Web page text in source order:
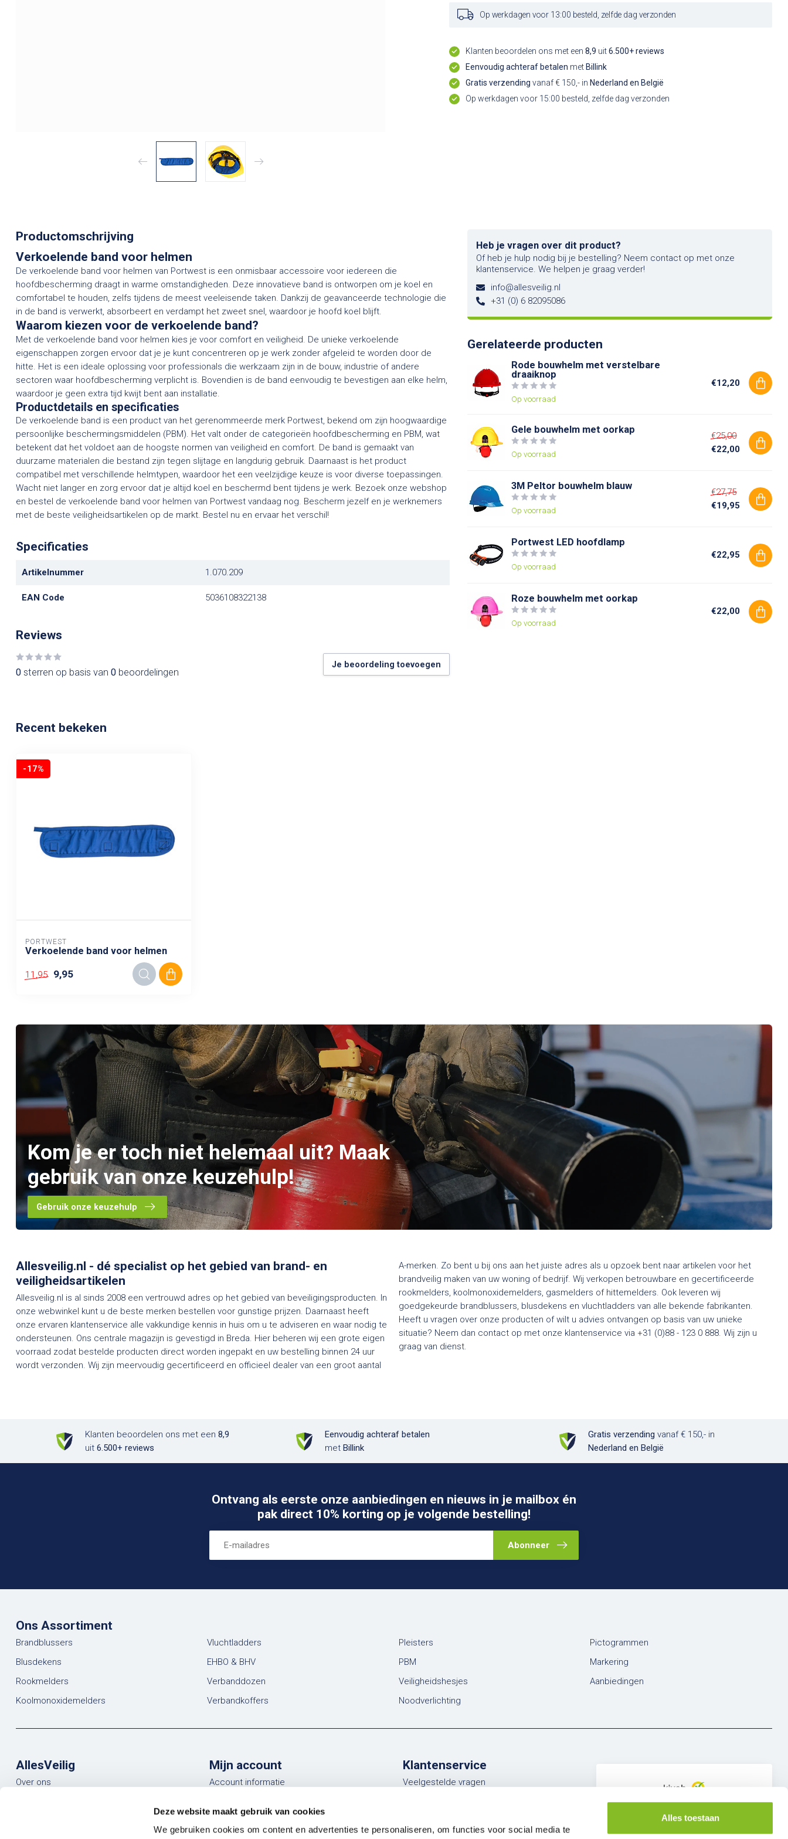
Deze website maakt gebruik van cookies
We gebruiken cookies om content en advertenties te personaliseren, om functies voor social media te
Alles toestaan
Op werkdagen voor 13:00 besteld, zelfde dag verzonden
Klanten beoordelen ons met een8,9 uit6.500+ reviews
Eenvoudig achteraf betalen met Billink
Gratis verzending vanaf € 150,- in Nederland en België
Op werkdagen voor 15:00 besteld, zelfde dag verzonden
Productomschrijving
Verkoelende band voor helmen
De verkoelende band voor helmen van Portwest is een onmisbaar accessoire voor iedereen die
hoofdbescherming draagt in warme omstandigheden. Deze innovatieve band is ontworpen om je koel en
comfortabel te houden, zelfs tijdens de meest veeleisende taken. Dankzij de geavanceerde technologie die
in de band is verwerkt, absorbeert en verdampt het zweet snel, waardoor je hoofd koel blijft.
Waarom kiezen voor de verkoelende band?
Met de verkoelende band voor helmen kies je voor comfort en veiligheid. De unieke verkoelende
eigenschappen zorgen ervoor dat je je kunt concentreren op je werk zonder afgeleid te worden door de
hitte. Het is een ideale oplossing voor professionals die werkzaam zijn in de bouw, industrie of andere
sectoren waar hoofdbescherming verplicht is. Bovendien is de band eenvoudig te bevestigen aan elke helm,
waardoor je geen extra tijd kwijt bent aan installatie.
Productdetails en specificaties
De verkoelende band is een product van het gerenommeerde merk Portwest, bekend om zijn hoogwaardige
persoonlijke beschermingsmiddelen (PBM). Het valt onder de categorieën hoofdbescherming en PBM, wat
betekent dat het voldoet aan de hoogste normen van veiligheid en comfort. De band is gemaakt van
duurzame materialen die bestand zijn tegen slijtage en langdurig gebruik. Daarnaast is het product
compatibel met verschillende helmtypen, waardoor het een veelzijdige keuze is voor diverse toepassingen.
Wacht niet langer en zorg ervoor dat je altijd koel en beschermd bent tijdens je werk. Bezoek onze webshop
en bestel de verkoelende band voor helmen van Portwest vandaag nog. Bescherm jezelf en je werknemers
met de beste veiligheidsartikelen op de markt. Bestel nu en ervaar het verschil!
Specificaties
Artikelnummer 1.070.209
EAN Code 5036108322138
Reviews
0 sterren op basis van 0 beoordelingen
Je beoordeling toevoegen
Heb je vragen over dit product?
Of heb je hulp nodig bij je bestelling? Neem contact op met onze
klantenservice. We helpen je graag verder!
info@allesveilig.nl
+31 (0) 6 82095086
Gerelateerde producten
Rode bouwhelm met verstelbare
draaiknop
Op voorraad
€12,20
Gele bouwhelm met oorkap
Op voorraad
€25,00
€22,00
3M Peltor bouwhelm blauw
Op voorraad
€27,75
€19,95
Portwest LED hoofdlamp
Op voorraad
€22,95
Roze bouwhelm met oorkap
Op voorraad
€22,00
Recent bekeken
-17%
PORTWEST
Verkoelende band voor helmen
11,95 9,95
Kom je er toch niet helemaal uit? Maak
gebruik van onze keuzehulp!
Gebruik onze keuzehulp
Allesveilig.nl - dé specialist op het gebied van brand- en
veiligheidsartikelen
Allesveilig.nl is al sinds 2008 een vertrouwd adres op het gebied van beveiligingsproducten. In
onze webwinkel kunt u de beste merken bestellen voor gunstige prijzen. Daarnaast heeft
onze ervaren klantenservice alle vakkundige kennis in huis om u te adviseren en waar nodig te
ondersteunen. Ons centrale magazijn is gevestigd in Breda. Hier beheren wij een grote eigen
voorraad zodat bestelde producten direct worden ingepakt en uw bestelling binnen 24 uur
wordt verzonden. Wij zijn meervoudig gecertificeerd en officieel dealer van een groot aantal
A-merken. Zo bent u bij ons aan het juiste adres als u opzoek bent naar artikelen voor het
brandveilig maken van uw woning of bedrijf. Wij verkopen betrouwbare en gecertificeerde
rookmelders, koolmonoxidemelders, gasmelders of hittemelders. Ook leveren wij
goedgekeurde brandblussers, blusdekens en vluchtladders van alle bekende fabrikanten.
Heeft u vragen over onze producten of wilt u advies ontvangen op basis van uw unieke
situatie? Neem dan contact op met onze klantenservice via +31 (0)88 - 123 0 888. Wij zijn u
graag van dienst.
Klanten beoordelen ons met een8,9
uit6.500+ reviews
Eenvoudig achteraf betalen
met Billink
Gratis verzending vanaf € 150,- in
Nederland en België
Ontvang als eerste onze aanbiedingen en nieuws in je mailbox én
pak direct 10% korting op je volgende bestelling!
Abonneer
Ons Assortiment
Brandblussers
Blusdekens
Rookmelders
Koolmonoxidemelders
Vluchtladders
EHBO & BHV
Verbanddozen
Verbandkoffers
Pleisters
PBM
Veiligheidshesjes
Noodverlichting
Pictogrammen
Markering
Aanbiedingen
AllesVeilig
Over ons
Mijn account
Account informatie
Klantenservice
Veelgestelde vragen